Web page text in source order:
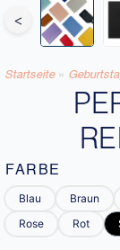
<
Startseite »
FARBE
Blau Braun
Rose
Rot